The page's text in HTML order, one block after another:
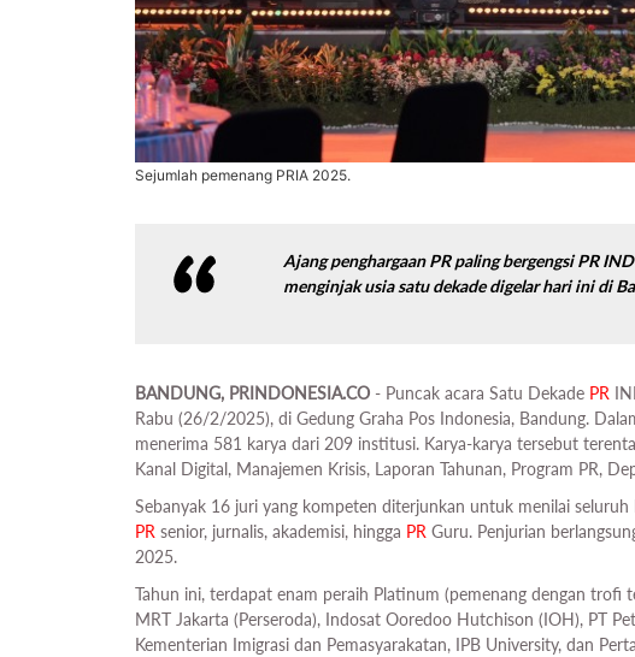
Sejumlah pemenang PRIA 2025.
Ajang penghargaan PR paling bergengsi PR
menginjak usia satu dekade digelar hari ini di
BANDUNG, PRINDONESIA.CO - Puncak acara Satu Dekade PR
Rabu (26/2/2025), di Gedung Graha Pos Indonesia, Bandung.
menerima 581 karya dari 209 institusi. Karya-karya tersebut
Kanal Digital, Manajemen Krisis, Laporan Tahunan, Program PR,
Sebanyak 16 juri yang kompeten diterjunkan untuk menilai seluruh
PR senior, jurnalis, akademisi, hingga PR Guru. Penjurian
2025.
Tahun ini, terdapat enam peraih Platinum (pemenang dengan trofi
MRT Jakarta (Perseroda), Indosat Ooredoo Hutchison (IOH), PT
Kementerian Imigrasi dan Pemasyarakatan, IPB University, dan